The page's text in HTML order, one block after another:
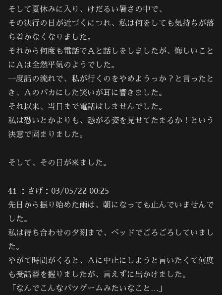
そして夏休みに入り、けだるい暑さの中で、
その決行の日が近づくにつれ、私は何をしても気持ちが落
ち着かなくなりました。
それから何度も電話でＡと話しをしましたが、悔しいこと
にＡは全然平気のようでした。
一度話の流れで、私が行くのをやめようっか？と言ったと
き、Ａのバカにした笑いが耳に響きました。
それ以来、当日まで電話はしませんでした。
私は恐いとかよりも、恐がる姿を見せてたまるか！という
決意で固まりました。
そして、その日が来ました。
41 ：さげ：03/05/22 00:25
先日から振り始めた雨は、朝になっても止んでいませんで
した。
私は待ち合わせの夕刻まで、ベッドでごろごろしていまし
た。
やがて時間がくると、Ａに中止にしようと言いたくて何度
も受話器を握りましたが、言えずに出かけました。
「なんでこんなバツゲームみたいなこと…」